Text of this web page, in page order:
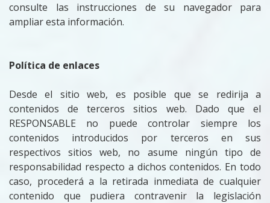
consulte las instrucciones de su navegador para
ampliar esta información.
Política de enlaces
Desde el sitio web, es posible que se redirija a
contenidos de terceros sitios web. Dado que el
RESPONSABLE no puede controlar siempre los
contenidos introducidos por terceros en sus
respectivos sitios web, no asume ningún tipo de
responsabilidad respecto a dichos contenidos. En todo
caso, procederá a la retirada inmediata de cualquier
contenido que pudiera contravenir la legislación